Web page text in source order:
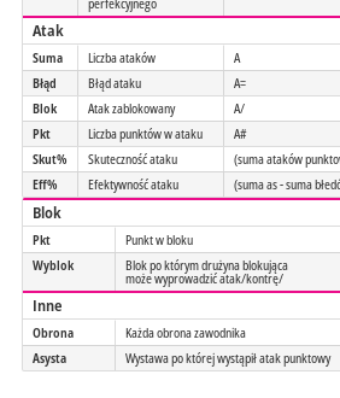
Atak
Suma Liczba ataków
A
Błąd
Błąd ataku
A=
Blok
Atak zablokowany
A/
Pkt
Liczba punktów w ataku
A#
Skut%
Skuteczność ataku
(suma ataków
Eff%
Efektywność ataku (suma as - suma
Blok
Pkt Punkt w bloku
Wyblok
Blok po którym drużyna blokująca
może wyprowadzić atak/kontrę/
Inne
Obrona
Każda obrona zawodnika
Asysta
Wystawa po której wystąpił atak punktowy